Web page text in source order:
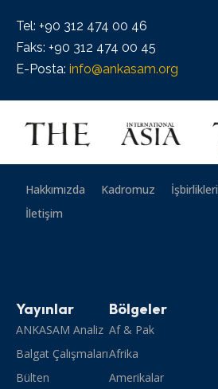
Tel: +90 312 474 00 46
Faks: +90 312 474 00 45
E-Posta: info@ankasam.org
Hakkımızda Kadromuz İşbirlikleri
İletişim
Yayınlar
ANKASAM Analiz
Balgat Çalışmaları
Bülten
Bölgeler
Af & Pak
Afrika
Amerikalar